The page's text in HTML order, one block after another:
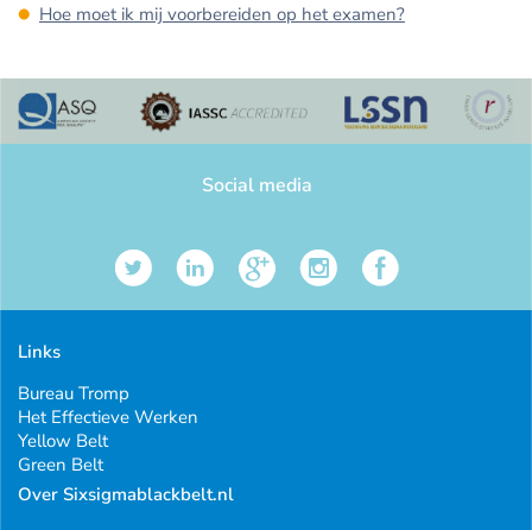
Hoe moet ik mij voorbereiden op het examen?
Social media
Links
Bureau Tromp
Het Effectieve Werken
Yellow Belt
Green Belt
Over Sixsigmablackbelt.nl